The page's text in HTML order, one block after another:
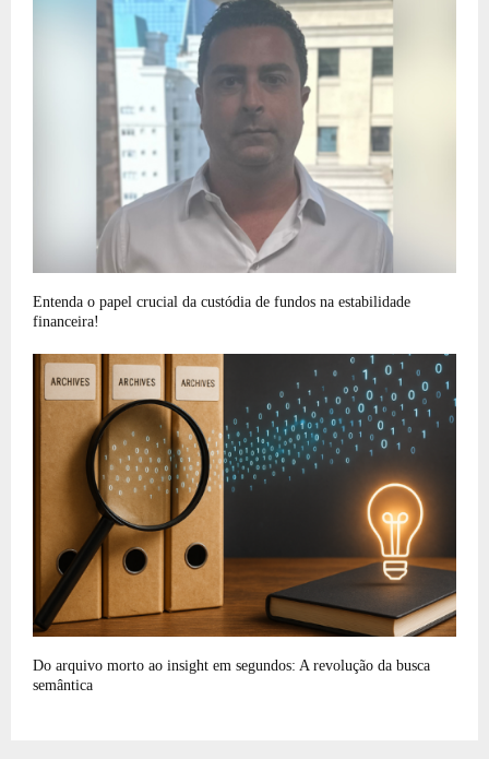
Entenda o papel crucial da custódia de fundos na estabilidade
financeira!
Do arquivo morto ao insight em segundos: A revolução da busca
semântica